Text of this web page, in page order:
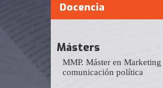
Docencia
Másters
MMP. Máster en
comunicación política